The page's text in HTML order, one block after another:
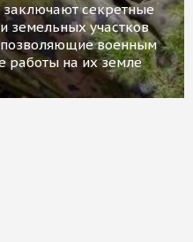
секретные
земельных участков
позволяющие военным
работы на их земле